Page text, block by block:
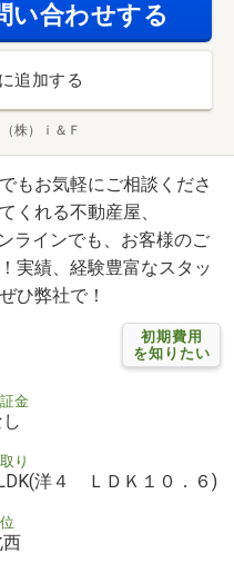
い合わせする
追加する
（株）ｉ＆Ｆ
もお気軽にご相談くださ
れる不動産屋、
ラインでも、お客様のご
実績、経験豊富なスタッ
ひ弊社で！
初期費用
を知りたい
金
り
洋４ ＬＤＫ１０．６)